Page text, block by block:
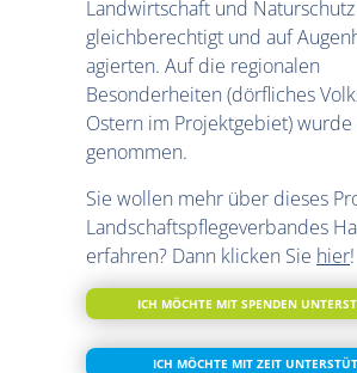
Landwirtschaft und Naturschutz
gleichberechtigt und auf
agierten. Auf die regionalen
Besonderheiten (dörfliches
Ostern im Projektgebiet) wurde
genommen.
Sie wollen mehr über dieses
Landschaftspflegeverbandes
erfahren? Dann klicken Sie hier!
ICH MÖCHTE MIT SPENDEN
ICH MÖCHTE MIT ZEIT